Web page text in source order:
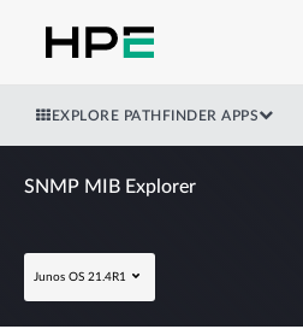
EXPLORE PATHFINDER APPS
SNMP MIB Explorer
Junos OS 21.4R1